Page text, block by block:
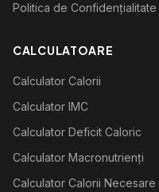
Politica de Confidențialitate
CALCULATOARE
Calculator Calorii
Calculator IMC
Calculator Deficit Caloric
Calculator Macronutrienți
Calculator Calorii Necesare